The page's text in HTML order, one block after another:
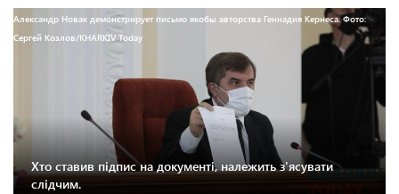
Александр Новак демонстрирует письмо якобы авторства Геннадия Кернеса. Фото:
Сергей Козлов/KHARKIV Today
Хто ставив підпис на документі, належить з'ясувати
слідчим.